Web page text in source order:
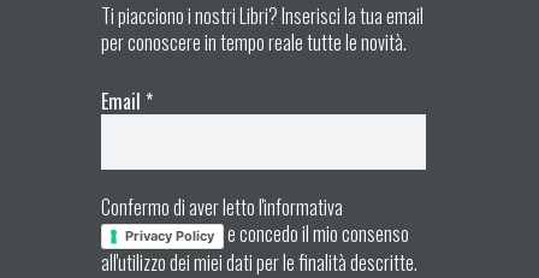
Ti piacciono i nostri Libri? Inserisci la tua email
per conoscere in tempo reale tutte le novità.
Email *
Confermo di aver letto l'informativa
Privacy Policy
e concedo il mio consenso
all'utilizzo dei miei dati per le finalità descritte.